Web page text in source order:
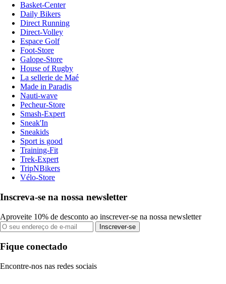
Basket-Center
Daily Bikers
Direct Running
Direct-Volley
Espace Golf
Foot-Store
Galope-Store
House of Rugby
La sellerie de Maé
Made in Paradis
Nauti-wave
Pecheur-Store
Smash-Expert
Sneak'In
Sneakids
Sport is good
Training-Fit
Trek-Expert
TripNBikers
Vélo-Store
Inscreva-se na nossa newsletter
Aproveite 10% de desconto ao inscrever-se na nossa newsletter
Inscrever-se
Fique conectado
Encontre-nos nas redes sociais